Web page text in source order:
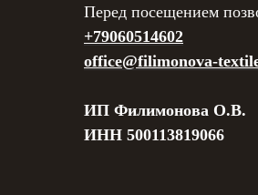
Перед посещением
+79060514602
office@filimonova-
ИП Филимонова О.В.
ИНН 500113819066